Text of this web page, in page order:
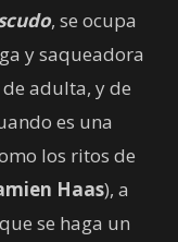
, se ocupa
y saqueadora
de adulta, y de
es una
los ritos de
Haas), a
se haga un